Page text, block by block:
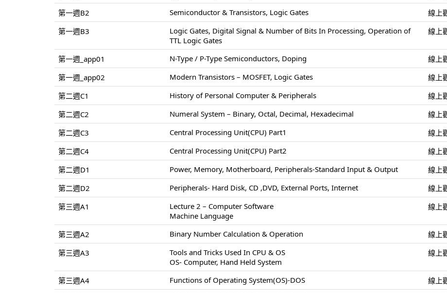
第一週B2
Semiconductor & Transistors, Logic Gates
線上
第一週B3
Logic Gates, Digital Signal & Number of Bits In Processing, Operation of
TTL Logic Gates
線上
第一週_app01 N-Type / P-Type Semiconductors, Doping
線上
第一週_app02
Modern Transistors – MOSFET, Logic Gates
線上
第二週C1
History of Personal Computer & Peripherals
線上
第二週C2
Numeral System – Binary, Octal, Decimal, Hexadecimal
線上
第二週C3
Central Processing Unit(CPU) Part1
線上
第二週C4
Central Processing Unit(CPU) Part2
線上
第二週D1
Power, Memory, Motherboard, Peripherals-Standard Input & Output
線上
第二週D2
Peripherals- Hard Disk, CD ,DVD, External Ports, Internet
線上
第三週A1
Lecture 2 – Computer Software
Machine Language
線上
第三週A2 Binary Number Calculation & Operation
線上
第三週A3
Tools and Tricks Used In CPU & OS
OS- Computer, Hand Held System
線上
第三週A4 Functions of Operating System(OS)-DOS
線上